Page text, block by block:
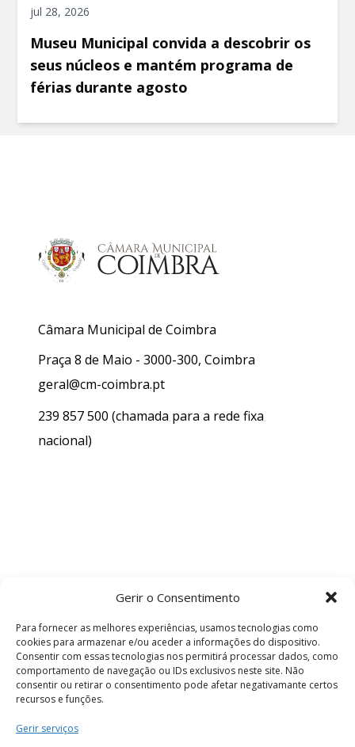
Gerir o Consentimento
Para fornecer as melhores experiências, usamos tecnologias como
cookies para armazenar e/ou aceder a informações do dispositivo.
Consentir com essas tecnologias nos permitirá processar dados, como
comportamento de navegação ou IDs exclusivos neste site. Não
consentir ou retirar o consentimento pode afetar negativamante certos
recursos e funções.
Gerir serviços
jul 28, 2026
Museu Municipal convida a descobrir os
seus núcleos e mantém programa de
férias durante agosto
Câmara Municipal de Coimbra
Praça 8 de Maio - 3000-300, Coimbra
geral@cm-coimbra.pt
239 857 500 (chamada para a rede fixa
nacional)
Termos e Condições